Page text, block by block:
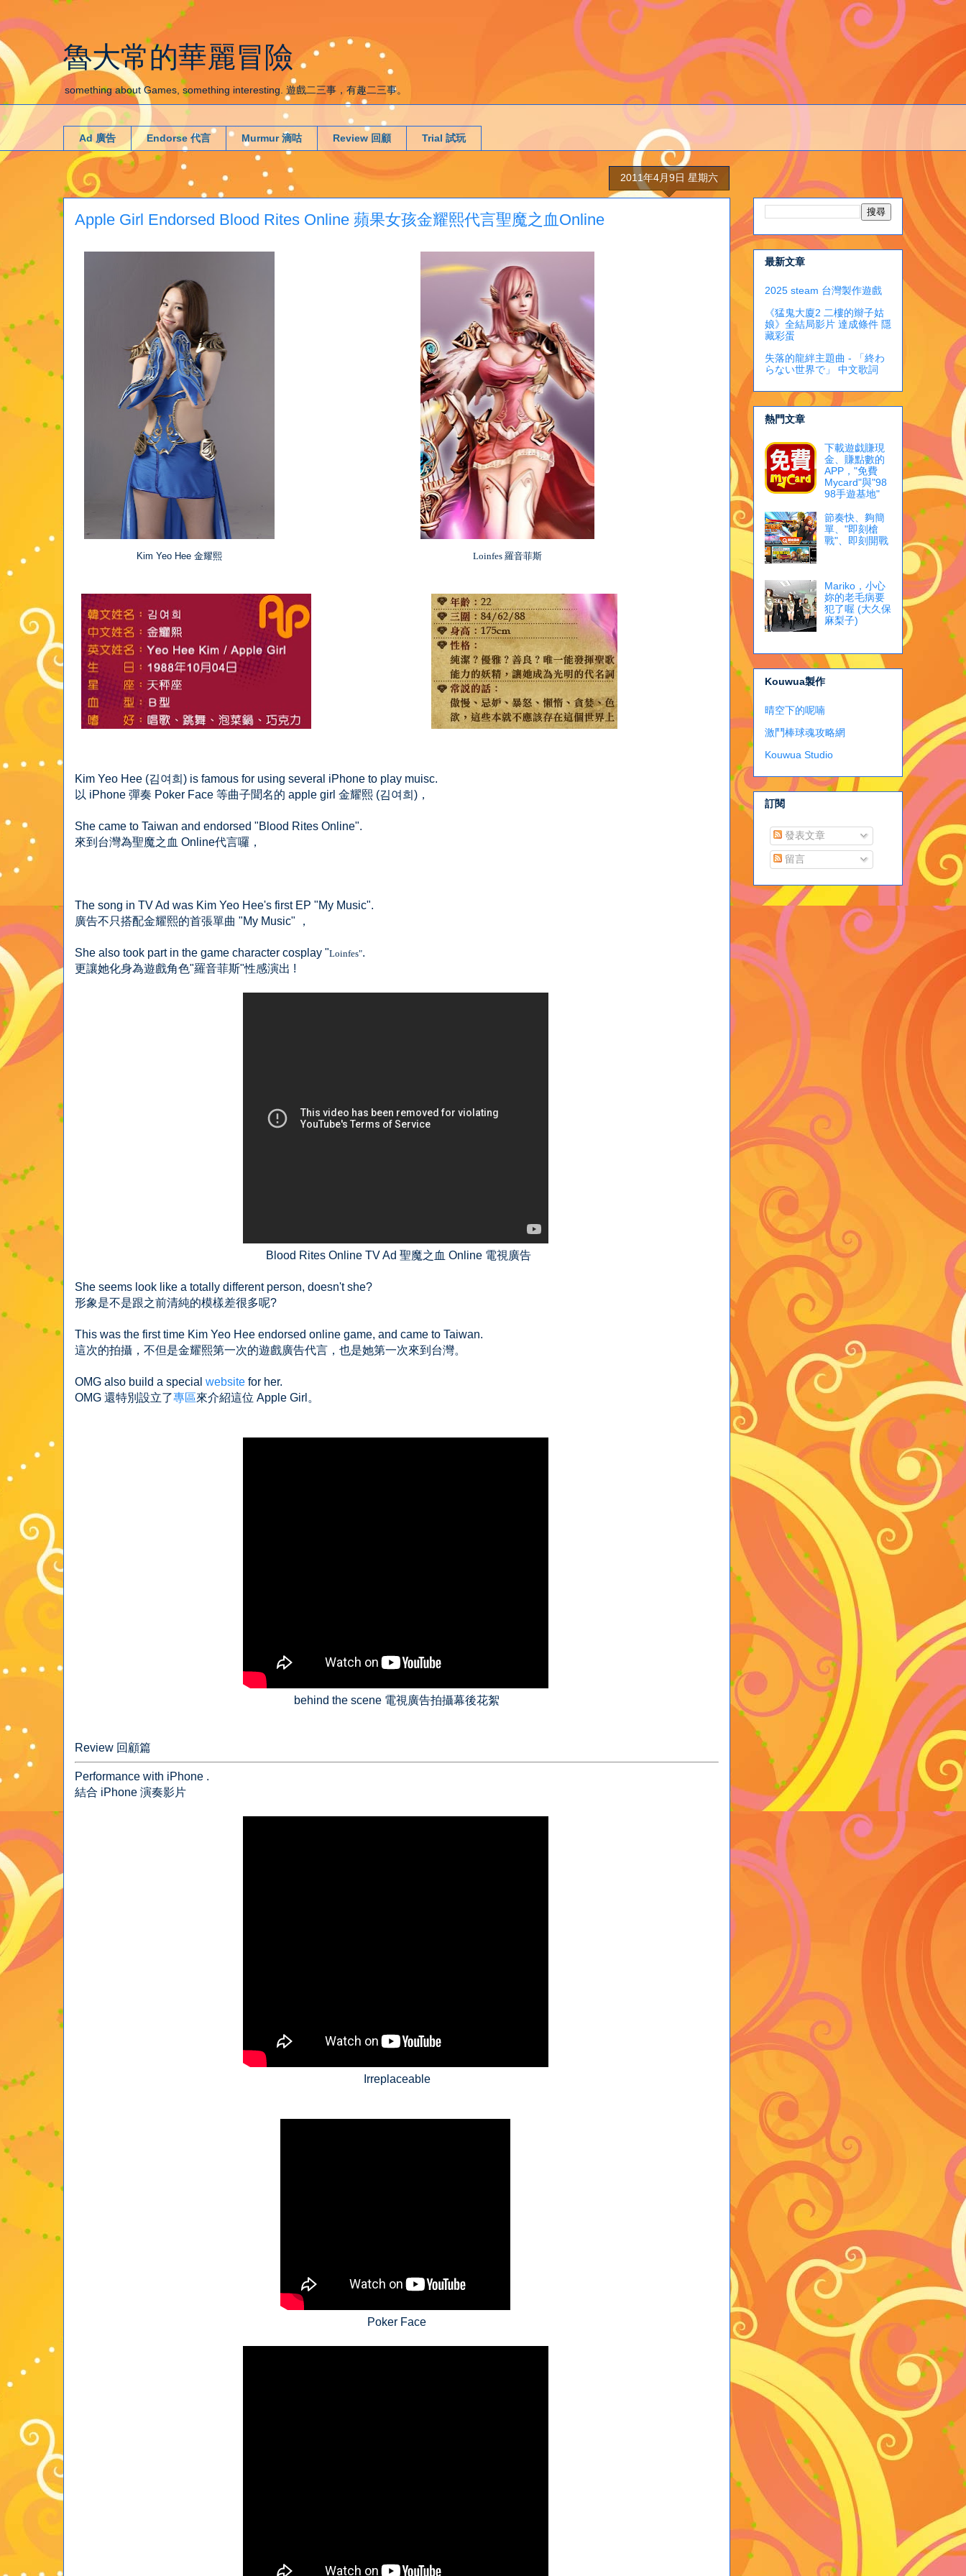
魯大常的華麗冒險
something about Games, something interesting. 遊戲二三事，有趣二三事。
Ad 廣告 Endorse 代言 Murmur 滴咕 Review 回顧 Trial 試玩
2011年4月9日 星期六
Apple Girl Endorsed Blood Rites Online 蘋果女孩金耀熙代言聖魔之血Online
Kim Yeo Hee 金耀熙 Loinfes 羅音菲斯
Kim Yeo Hee (김여희) is famous for using several iPhone to play muisc.
以 iPhone 彈奏 Poker Face 等曲子聞名的 apple girl 金耀熙 (김여희)，
She came to Taiwan and endorsed "Blood Rites Online".
來到台灣為聖魔之血 Online代言囉，
The song in TV Ad was Kim Yeo Hee's first EP "My Music".
廣告不只搭配金耀熙的首張單曲 "My Music" ，
She also took part in the game character cosplay "Loinfes".
更讓她化身為遊戲角色"羅音菲斯"性感演出 !
Blood Rites Online TV Ad 聖魔之血 Online 電視廣告
She seems look like a totally different person, doesn't she?
形象是不是跟之前清純的模樣差很多呢?
This was the first time Kim Yeo Hee endorsed online game, and came to Taiwan.
這次的拍攝，不但是金耀熙第一次的遊戲廣告代言，也是她第一次來到台灣。
OMG also build a special website for her.
OMG 還特別設立了專區來介紹這位 Apple Girl。
behind the scene 電視廣告拍攝幕後花絮
Review 回顧篇
Performance with iPhone .
結合 iPhone 演奏影片
Irreplaceable
Poker Face
最新文章
2025 steam 台灣製作遊戲
《猛鬼大廈2 二樓的辮子姑
娘》全結局影片 達成條件 隱
藏彩蛋
失落的龍絆主題曲 - 「終わ
らない世界で」 中文歌詞
熱門文章
下載遊戯賺現
金、賺點數的
APP，"免費
Mycard"與"98
98手遊基地"
節奏快、夠簡
單、"即刻槍
戰"、即刻開戰
Mariko，小心
妳的老毛病要
犯了喔 (大久保
麻梨子)
Kouwua製作
晴空下的呢喃
激鬥棒球魂攻略網
Kouwua Studio
訂閱
發表文章
留言